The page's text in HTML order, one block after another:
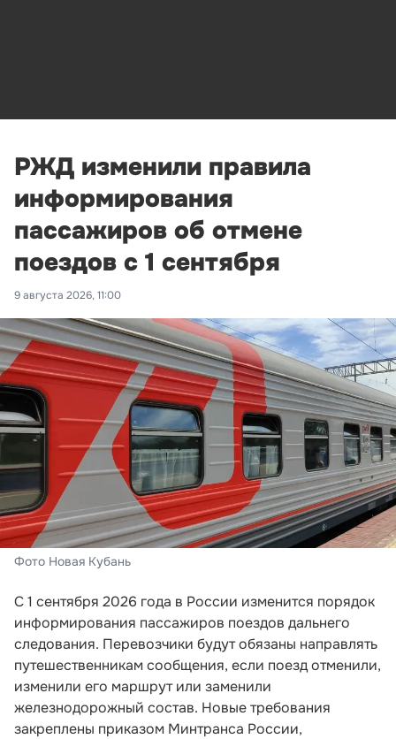
РЖД изменили правила
информирования
пассажиров об отмене
поездов с 1 сентября
9 августа 2026, 11:00
Фото Новая Кубань
С 1 сентября 2026 года в России изменится порядок
информирования пассажиров поездов дальнего
следования. Перевозчики будут обязаны направлять
путешественникам сообщения, если поезд отменили,
изменили его маршрут или заменили
железнодорожный состав. Новые требования
закреплены приказом Минтранса России,